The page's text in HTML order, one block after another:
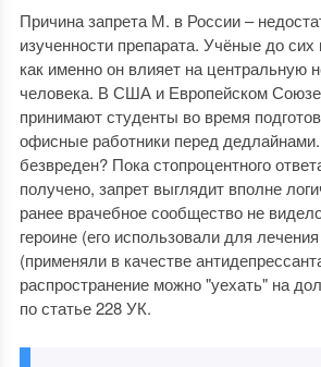
Причина запрета М. в России –
изученности препарата. Учёные до
как именно он влияет на центральную
человека. В США и Европейском Союзе
принимают студенты во время
офисные работники перед
безвреден? Пока стопроцентного
получено, запрет выглядит вполне
ранее врачебное сообщество не
героине (его использовали для
(применяли в качестве
распространение можно "уехать" на
по статье 228 УК.